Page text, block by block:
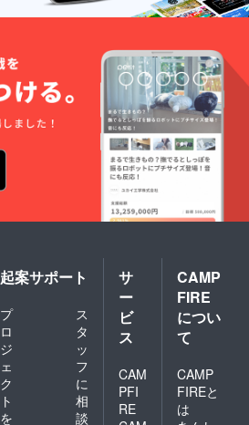
起案サポート
プ
ロ
ジ
ェ
ク
ト
を
ス
タ
ッ
フ
に
相
談
サ
ー
ビ
ス
CAM
PFI
RE
CAMP
FIRE
につい
て
CAMP
FIREと
は